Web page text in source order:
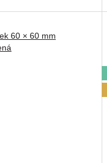
60 × 60 mm